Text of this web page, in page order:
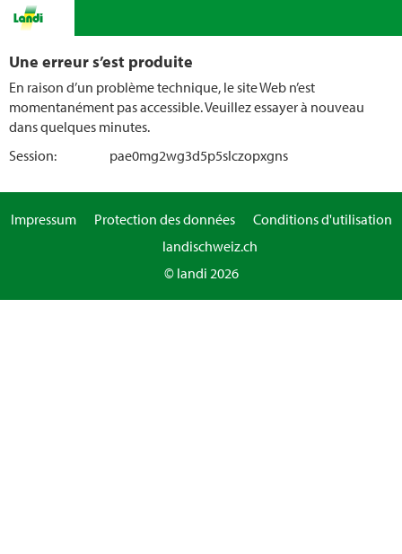
Une erreur s’est produite
En raison d’un problème technique, le site Web n’est
momentanément pas accessible. Veuillez essayer à nouveau
dans quelques minutes.
Session:
pae0mg2wg3d5p5slczopxgns
Impressum Protection des données
Conditions d'utilisation
landischweiz.ch
© landi 2026